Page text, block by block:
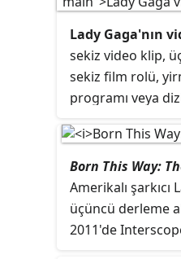
24 Kasım
Gaga'nın kalça
yüzünden iptal
Way Ball
gösterilerin iptal
Ball öncesinde
Southwest
sergilediği
üzerine
tepkilere maruz
Lady Gaga'nın
sekiz video klip,
sekiz film rolü,
programı veya
Sanatçının çıkış
Fame 'den (2008)
Dance", "Poker
"Eh, Eh " ve
single'larına klip
Born This Way:
Amerikalı şarkıcı
üçüncü derleme
2011'de